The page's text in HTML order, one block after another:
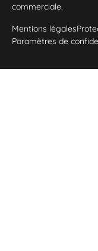
commerciale.
Mentions légales
Paramètres de